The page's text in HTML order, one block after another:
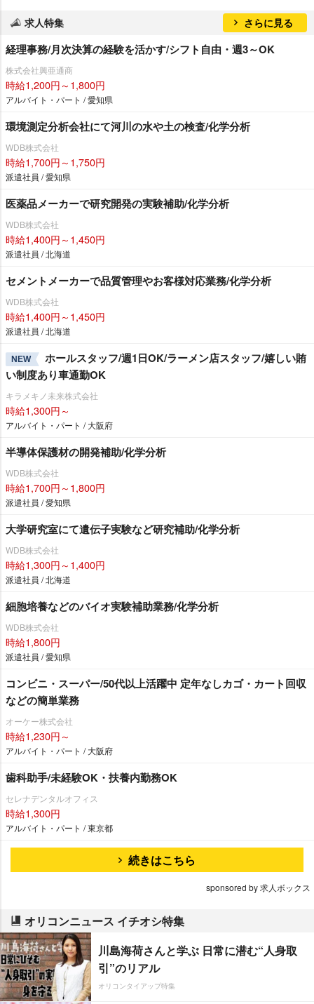
求人特集 さらに見る
経理事務/月次決算の経験を活かす/シフト自由・週3～OK
株式会社興亜通商
時給1,200円～1,800円
アルバイト・パート / 愛知県
環境測定分析会社にて河川の水や土の検査/化学分析
WDB株式会社
時給1,700円～1,750円
派遣社員 / 愛知県
医薬品メーカーで研究開発の実験補助/化学分析
WDB株式会社
時給1,400円～1,450円
派遣社員 / 北海道
セメントメーカーで品質管理やお客様対応業務/化学分析
WDB株式会社
時給1,400円～1,450円
派遣社員 / 北海道
NEW
ホールスタッフ/週1日OK/ラーメン店スタッフ/嬉しい賄
い制度あり車通勤OK
キラメキノ未来株式会社
時給1,300円～
アルバイト・パート / 大阪府
半導体保護材の開発補助/化学分析
WDB株式会社
時給1,700円～1,800円
派遣社員 / 愛知県
大学研究室にて遺伝子実験など研究補助/化学分析
WDB株式会社
時給1,300円～1,400円
派遣社員 / 北海道
細胞培養などのバイオ実験補助業務/化学分析
WDB株式会社
時給1,800円
派遣社員 / 愛知県
コンビニ・スーパー/50代以上活躍中 定年なしカゴ・カート回収
などの簡単業務
オーケー株式会社
時給1,230円～
アルバイト・パート / 大阪府
歯科助手/未経験OK・扶養内勤務OK
セレナデンタルオフィス
時給1,300円
アルバイト・パート / 東京都
続きはこちら
sponsored by 求人ボックス
オリコンニュース イチオシ特集
川島海荷さんと学ぶ 日常に潜む“人身取
引”のリアル
オリコンタイアップ特集